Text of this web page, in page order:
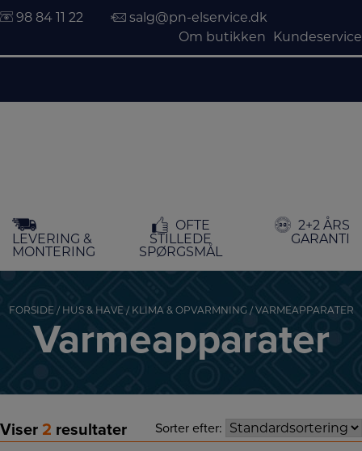
indholdet
98 84 11 22
salg@pn-elservice.dk
Om butikken
Kundeservice
LEVERING &
MONTERING
OFTE
STILLEDE
SPØRGSMÅL
2+2 ÅRS
GARANTI
FORSIDE/ HUS & HAVE/ KLIMA & OPVARMNING / VARMEAPPARATER
Varmeapparater
Viser 2 resultater Sorter efter: